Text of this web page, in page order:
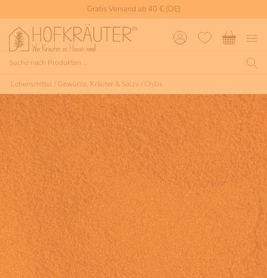
Gratis Versand ab 40 € (DE)
Lebensmittel / Gewürze, Kräuter & Salze/ Chilis